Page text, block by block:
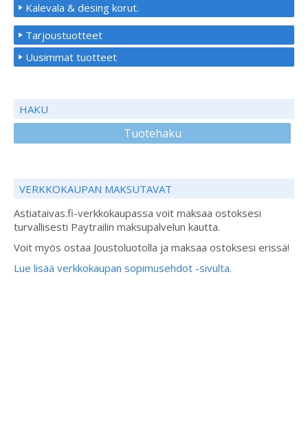
Kalevala & desing korut.
Tarjoustuotteet
Uusimmat tuotteet
HAKU
Tuotehaku
VERKKOKAUPAN MAKSUTAVAT
Astiataivas.fi-verkkokaupassa voit maksaa ostoksesi
turvallisesti Paytrailin maksupalvelun kautta.
Voit myös ostaa Joustoluotolla ja maksaa ostoksesi erissä!
Lue lisää verkkokaupan sopimusehdot -sivulta.